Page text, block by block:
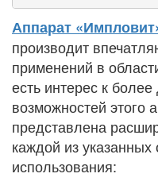
Аппарат
производит
применений в
есть интерес к
возможностей этого
представлена
каждой из указанных
использования: